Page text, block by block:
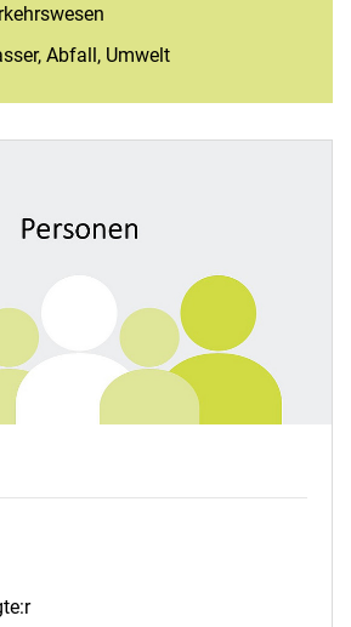
Abfall, Umwelt